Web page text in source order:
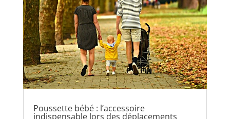
Poussette bébé : l’accessoire
indispensable lors des déplacements